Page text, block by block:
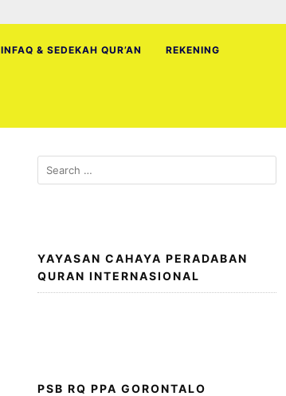
INFAQ & SEDEKAH QUR’AN REKENING
Search
for:
YAYASAN CAHAYA PERADABAN
QURAN INTERNASIONAL
PSB RQ PPA GORONTALO